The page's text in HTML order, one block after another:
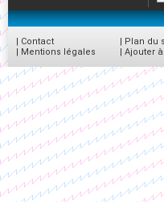
| Contact
| Mentions légales
| Plan du
| Ajouter